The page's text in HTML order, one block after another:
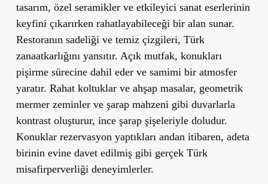
tasarım, özel seramikler ve etkileyici sanat eserlerinin
keyfini çıkarırken rahatlayabileceği bir alan sunar.
Restoranın sadeliği ve temiz çizgileri, Türk
zanaatkarlığını yansıtır. Açık mutfak, konukları
pişirme sürecine dahil eder ve samimi bir atmosfer
yaratır. Rahat koltuklar ve ahşap masalar, geometrik
mermer zeminler ve şarap mahzeni gibi duvarlarla
kontrast oluşturur, ince şarap şişeleriyle doludur.
Konuklar rezervasyon yaptıkları andan itibaren, adeta
birinin evine davet edilmiş gibi gerçek Türk
misafirperverliği deneyimlerler.